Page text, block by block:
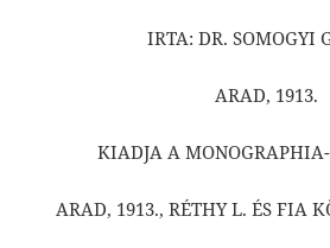
IRTA: DR. SOMOGYI
ARAD, 1913.
KIADJA A
ARAD, 1913., RÉTHY L. ÉS FIA